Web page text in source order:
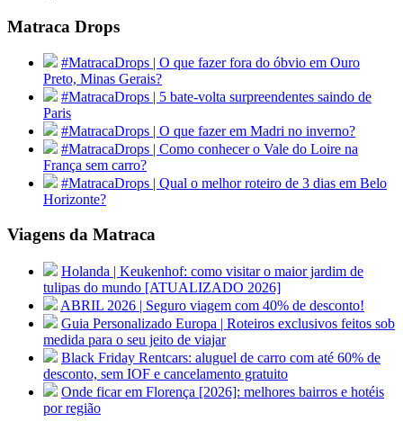
Matraca Drops
#MatracaDrops | O que fazer fora do óbvio em Ouro
Preto, Minas Gerais?
#MatracaDrops | 5 bate-volta surpreendentes saindo de
Paris
#MatracaDrops | O que fazer em Madri no inverno?
#MatracaDrops | Como conhecer o Vale do Loire na
França sem carro?
#MatracaDrops | Qual o melhor roteiro de 3 dias em Belo
Horizonte?
Viagens da Matraca
Holanda | Keukenhof: como visitar o maior jardim de
tulipas do mundo [ATUALIZADO 2026]
ABRIL 2026 | Seguro viagem com 40% de desconto!
Guia Personalizado Europa | Roteiros exclusivos feitos sob
medida para o seu jeito de viajar
Black Friday Rentcars: aluguel de carro com até 60% de
desconto, sem IOF e cancelamento gratuito
Onde ficar em Florença [2026]: melhores bairros e hotéis
por região